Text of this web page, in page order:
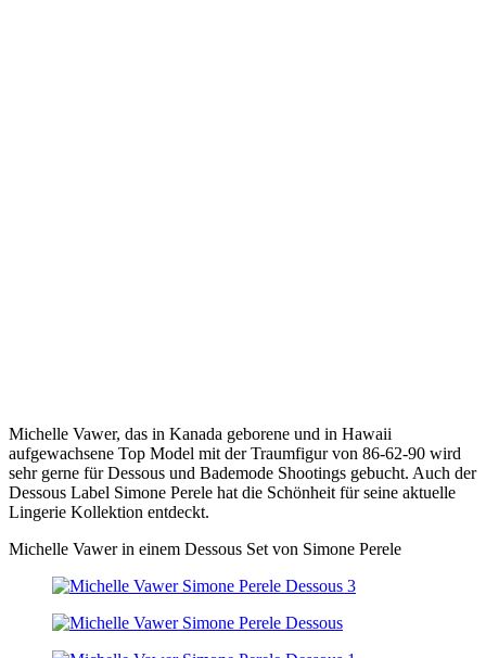
Michelle Vawer, das in Kanada geborene und in Hawaii
aufgewachsene Top Model mit der Traumfigur von 86-62-90 wird
sehr gerne für Dessous und Bademode Shootings gebucht. Auch der
Dessous Label Simone Perele hat die Schönheit für seine aktuelle
Lingerie Kollektion entdeckt.
Michelle Vawer in einem Dessous Set von Simone Perele